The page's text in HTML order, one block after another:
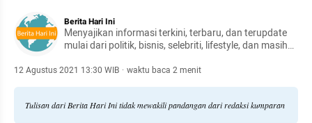
Berita Hari Ini
Menyajikan informasi terkini, terbaru, dan terupdate
mulai dari politik, bisnis, selebriti, lifestyle, dan masih
12 Agustus 2021 13:30 WIB · waktu baca 2 menit
Tulisan dari Berita Hari Ini tidak mewakili pandangan dari redaksi kumparan